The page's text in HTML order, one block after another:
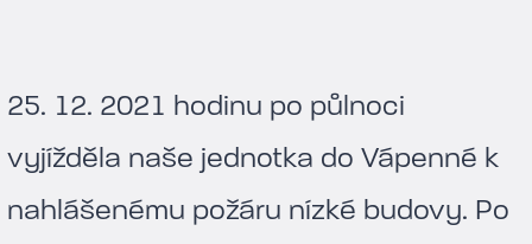
25. 12. 2021 hodinu po půlnoci
vyjížděla naše jednotka do Vápenné k
nahlášenému požáru nízké budovy. Po